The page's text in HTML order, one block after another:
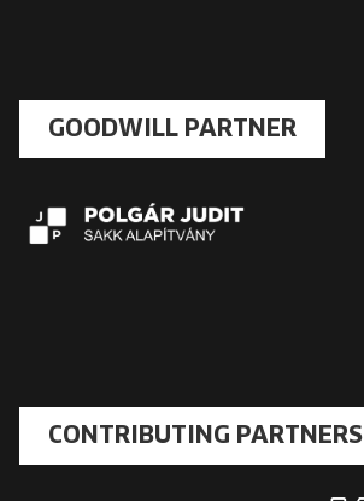
GOODWILL PARTNER
CONTRIBUTING PARTNERS